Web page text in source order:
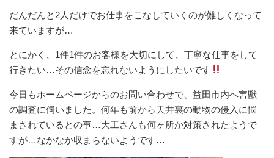
だんだんと2人だけでお仕事をこなしていくのが難しくなって
来ていますが…
とにかく、1件1件のお客様を大切にして、丁寧な仕事をして
行きたい…その信念を忘れないようにしたいです
今日もホームページからのお問い合わせで、益田市内へ害獣
の調査に伺いました。何年も前から天井裏の動物の侵入に悩
まされているとの事…大工さんも何ヶ所か対策されたようで
すが…なかなか収まらないようです…